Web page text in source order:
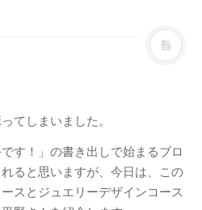
の
てしまいました。
す！」の書き出しで始まるブロ
ると思いますが、今日は、この
スとジュエリーデザインコース